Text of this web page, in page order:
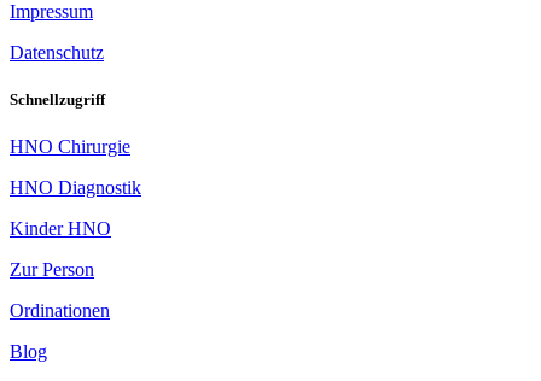
Impressum
Datenschutz
Schnellzugriff
HNO Chirurgie
HNO Diagnostik
Kinder HNO
Zur Person
Ordinationen
Blog